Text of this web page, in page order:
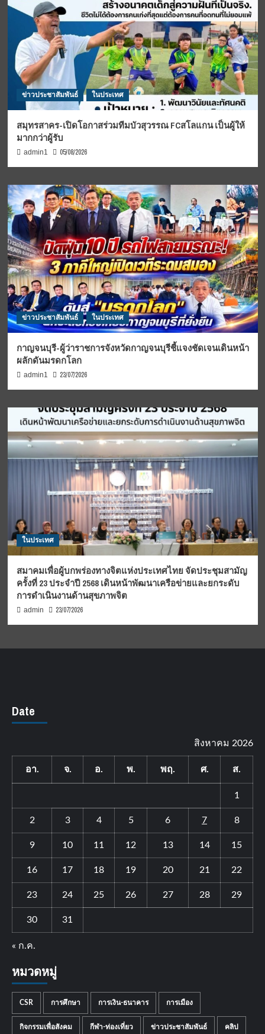
ข่าวประชาสัมพันธ์ ในประเทศ
สมุทรสาคร-เปิดโอกาสร่วมทีมบัวสุวรรณ FCสโลแกน เป็นผู้ให้
มากกว่าผู้รับ
admin1 05/08/2026
ข่าวประชาสัมพันธ์ ในประเทศ
กาญจนบุรี-ผู้ว่าราชการจังหวัดกาญจนบุรีชี้แจงชัดเจนเดินหน้า
ผลักดันมรดกโลก
admin1 23/07/2026
ในประเทศ
สมาคมเพื่อผู้บกพร่องทางจิตแห่งประเทศไทย จัดประชุมสามัญ
ครั้งที่ 23 ประจำปี 2568 เดินหน้าพัฒนาเครือข่ายและยกระดับ
การดำเนินงานด้านสุขภาพจิต
admin 23/07/2026
Date
สิงหาคม 2026
อา. จ. อ. พ. พฤ. ศ. ส.
1
2 3 4 5 6 7 8
9 10 11 12 13 14 15
16 17 18 19 20 21 22
23 24 25 26 27 28 29
30 31
« ก.ค.
หมวดหมู่
CSR การศึกษา การเงิน-ธนาคาร การเมือง
กิจกรรมเพื่อสังคม กีฬา-ท่องเที่ยว ข่าวประชาสัมพันธ์ คลิป